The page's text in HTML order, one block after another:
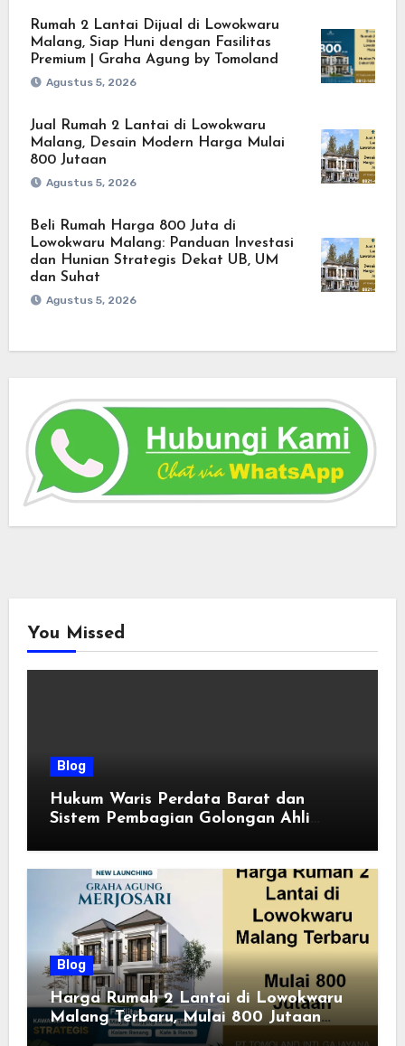
Rumah 2 Lantai Dijual di Lowokwaru
Malang, Siap Huni dengan Fasilitas
Premium | Graha Agung by Tomoland
Agustus 5, 2026
Jual Rumah 2 Lantai di Lowokwaru
Malang, Desain Modern Harga Mulai
800 Jutaan
Agustus 5, 2026
Beli Rumah Harga 800 Juta di
Lowokwaru Malang: Panduan Investasi
dan Hunian Strategis Dekat UB, UM
dan Suhat
Agustus 5, 2026
You Missed
Blog
Hukum Waris Perdata Barat dan
Sistem Pembagian Golongan Ahli
Blog
Harga Rumah 2 Lantai di Lowokwaru
Malang Terbaru, Mulai 800 Jutaan
Tahun 2026